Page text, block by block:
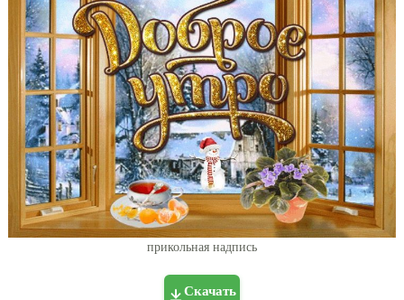
прикольная надпись
Скачать